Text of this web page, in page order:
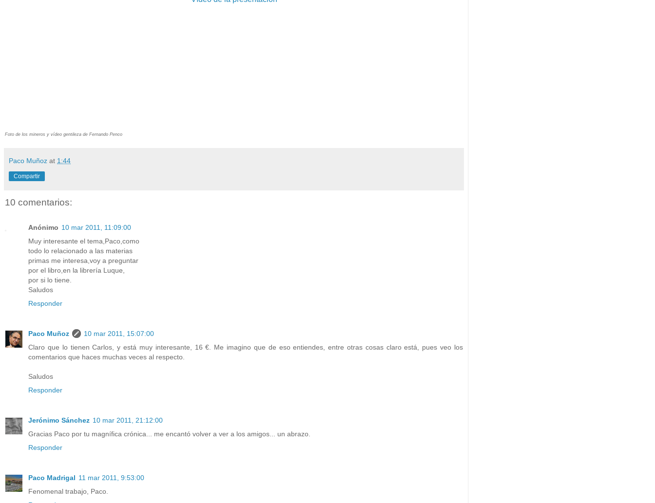
Foto de los mineros y vídeo gentileza de Fernando Penco
Paco Muñoz at 1:44
Compartir
10 comentarios:
Anónimo 10 mar 2011, 11:09:00
Muy interesante el tema,Paco,como
todo lo relacionado a las materias
primas me interesa,voy a preguntar
por el libro,en la librería Luque,
por si lo tiene.
Saludos
Responder
Paco Muñoz
10 mar 2011, 15:07:00
Claro que lo tienen Carlos, y está muy interesante, 16 €. Me imagino que de eso entiendes, entre otras cosas claro está, pues veo los
comentarios que haces muchas veces al respecto.
Saludos
Responder
Jerónimo Sánchez 10 mar 2011, 21:12:00
Gracias Paco por tu magnífica crónica... me encantó volver a ver a los amigos... un abrazo.
Responder
Paco Madrigal 11 mar 2011, 9:53:00
Fenomenal trabajo, Paco.